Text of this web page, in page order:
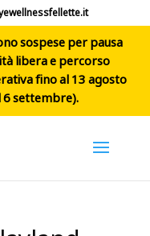
sospese per pausa
libera e percorso
fino al 13 agosto
6 settembre).